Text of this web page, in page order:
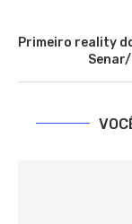
Primeiro reality